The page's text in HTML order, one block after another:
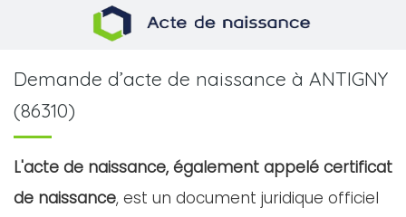
Demande d’acte de naissance à ANTIGNY
(86310)
L'acte de naissance, également appelé certificat
de naissance, est un document juridique officiel